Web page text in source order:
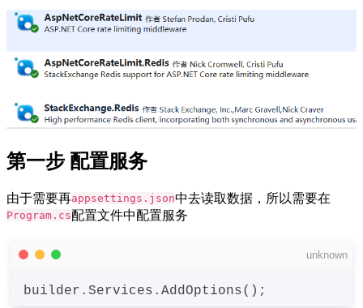
第一步 配置服务
由于需要再appsettings.json中去读取数据，所以需要在
Program.cs配置文件中配置服务
unknown
builder .Services .AddOptions